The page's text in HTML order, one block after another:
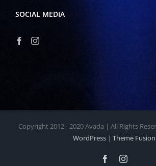
SOCIAL MEDIA
Copyright 2012 - 2020 Avada | All Rights
WordPress | Theme Fusion
FacebookInstagram